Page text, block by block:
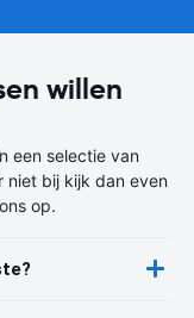
willen
een selectie van
niet bij kijk dan even
op.